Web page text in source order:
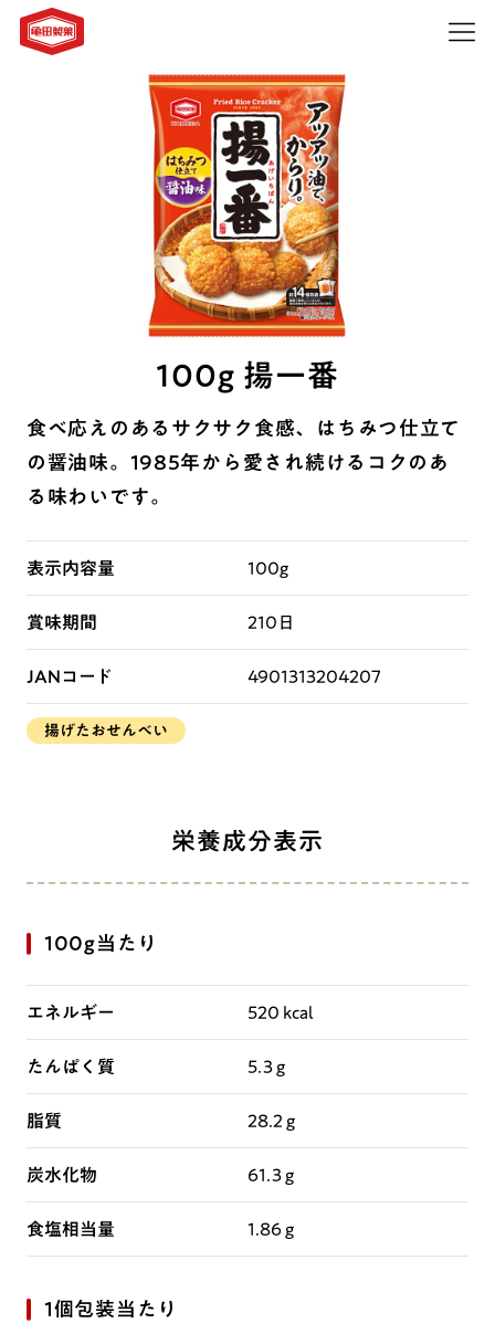
100g 揚一番
食べ応えのあるサクサク食感、はちみつ仕立て
の醤油味。1985年から愛され続けるコクのあ
る味わいです。
表示内容量 100g
賞味期間 210日
JANコード 4901313204207
揚げたおせんべい
栄養成分表示
100g当たり
エネルギー 520 kcal
たんぱく質 5.3 g
脂質 28.2 g
炭水化物 61.3 g
食塩相当量 1.86 g
1個包装当たり